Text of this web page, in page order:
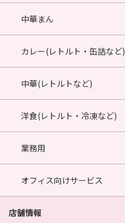
中華まん
カレー(レトルト・缶詰など)
中華(レトルトなど)
洋食(レトルト・冷凍など)
業務用
オフィス向けサービス
店舗情報